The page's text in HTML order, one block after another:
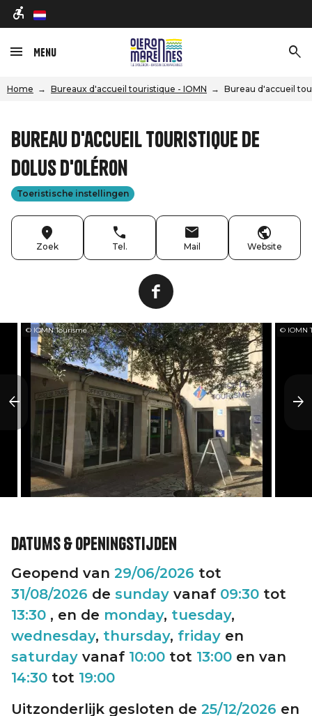
nl
Menu
Home Bureaux d'accueil touristique - IOMN Bureau d'accueil
Bureau d'accueil touristique de
Dolus d'Oléron
Toeristische instellingen
Zoek Tel. Mail Website
© IOMN Tourisme © IOMN
Datums & openingstijden
Geopend van 29/06/2026 tot
31/08/2026 de sunday vanaf 09:30 tot
13:30 , en de monday, tuesday,
wednesday, thursday, friday en
saturday vanaf 10:00 tot 13:00 en van
14:30 tot 19:00
Uitzonderlijk gesloten de 25/12/2026 en